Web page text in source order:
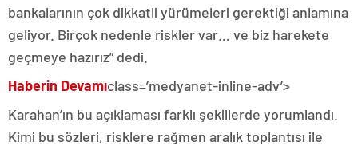
bankalarının çok dikkatli yürümeleri gerektiği anlamına
geliyor. Birçok nedenle riskler var… ve biz harekete
geçmeye hazırız” dedi.
Haberin Devamıclass=’medyanet-inline-adv’>
Karahan’ın bu açıklaması farklı şekillerde yorumlandı.
Kimi bu sözleri, risklere rağmen aralık toplantısı ile